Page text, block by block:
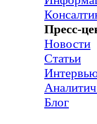
Пресс-
Новости
Статьи
Блог